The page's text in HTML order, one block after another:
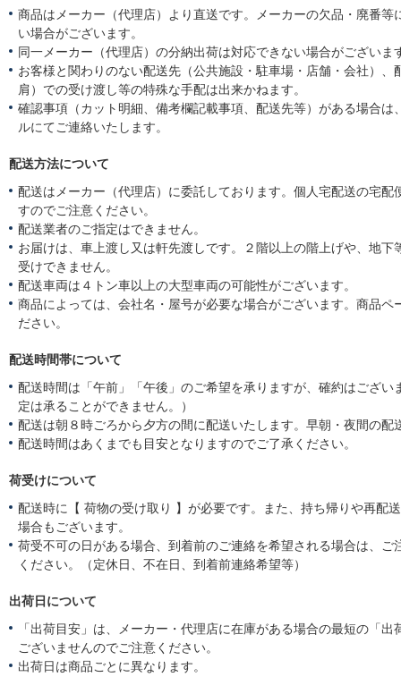
商品はメーカー（代理店）より直送です。メーカーの欠品・廃番等
い場合がございます。
同一メーカー（代理店）の分納出荷は対応できない場合がございま
お客様と関わりのない配送先（公共施設・駐車場・店舗・会社）、
肩）での受け渡し等の特殊な手配は出来かねます。
確認事項（カット明細、備考欄記載事項、配送先等）がある場合は
ルにてご連絡いたします。
配送方法について
配送はメーカー（代理店）に委託しております。個人宅配送の宅配
すのでご注意ください。
配送業者のご指定はできません。
お届けは、車上渡し又は軒先渡しです。２階以上の階上げや、地下
受けできません。
配送車両は４トン車以上の大型車両の可能性がございます。
商品によっては、会社名・屋号が必要な場合がございます。商品ペ
ださい。
配送時間帯について
配送時間は「午前」「午後」のご希望を承りますが、確約はござい
定は承ることができません。）
配送は朝８時ごろから夕方の間に配送いたします。早朝・夜間の配
配送時間はあくまでも目安となりますのでご了承ください。
荷受けについて
配送時に【 荷物の受け取り 】が必要です。また、持ち帰りや再配
場合もございます。
荷受不可の日がある場合、到着前のご連絡を希望される場合は、ご
ください。（定休日、不在日、到着前連絡希望等）
出荷日について
「出荷目安」は、メーカー・代理店に在庫がある場合の最短の「
ございませんのでご注意ください。
出荷日は商品ごとに異なります。